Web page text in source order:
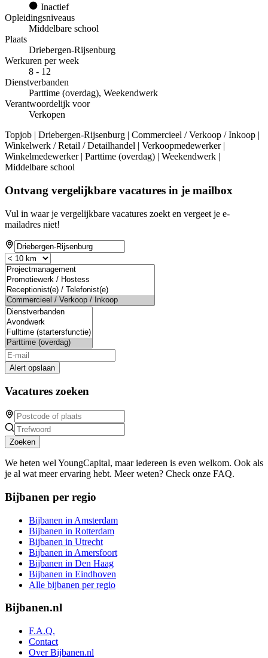
Inactief
Opleidingsniveaus
Middelbare school
Plaats
Driebergen-Rijsenburg
Werkuren per week
8 - 12
Dienstverbanden
Parttime (overdag), Weekendwerk
Verantwoordelijk voor
Verkopen
Topjob | Driebergen-Rijsenburg | Commercieel / Verkoop / Inkoop |
Winkelwerk / Retail / Detailhandel | Verkoopmedewerker |
Winkelmedewerker | Parttime (overdag) | Weekendwerk |
Middelbare school
Ontvang vergelijkbare vacatures in je mailbox
Vul in waar je vergelijkbare vacatures zoekt en vergeet je e-
mailadres niet!
Alert opslaan
Vacatures zoeken
Zoeken
We heten wel YoungCapital, maar iedereen is even welkom. Ook als
je al wat meer ervaring hebt. Meer weten? Check onze FAQ.
Bijbanen per regio
Bijbanen in Amsterdam
Bijbanen in Rotterdam
Bijbanen in Utrecht
Bijbanen in Amersfoort
Bijbanen in Den Haag
Bijbanen in Eindhoven
Alle bijbanen per regio
Bijbanen.nl
F.A.Q.
Contact
Over Bijbanen.nl